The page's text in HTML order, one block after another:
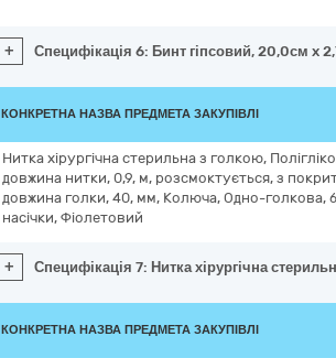
+ Специфікація 6: Бинт гіпсовий, 20,0см x
КОНКРЕТНА НАЗВА ПРЕДМЕТА ЗАКУПІВЛІ
Нитка хірургічна стерильна з голкою,
довжина нитки, 0,9, м, розсмоктується, з
довжина голки, 40, мм, Колюча, Одно-голкова,
насічки, Фіолетовий
+ Специфікація 7: Нитка хірургічна
КОНКРЕТНА НАЗВА ПРЕДМЕТА ЗАКУПІВЛІ